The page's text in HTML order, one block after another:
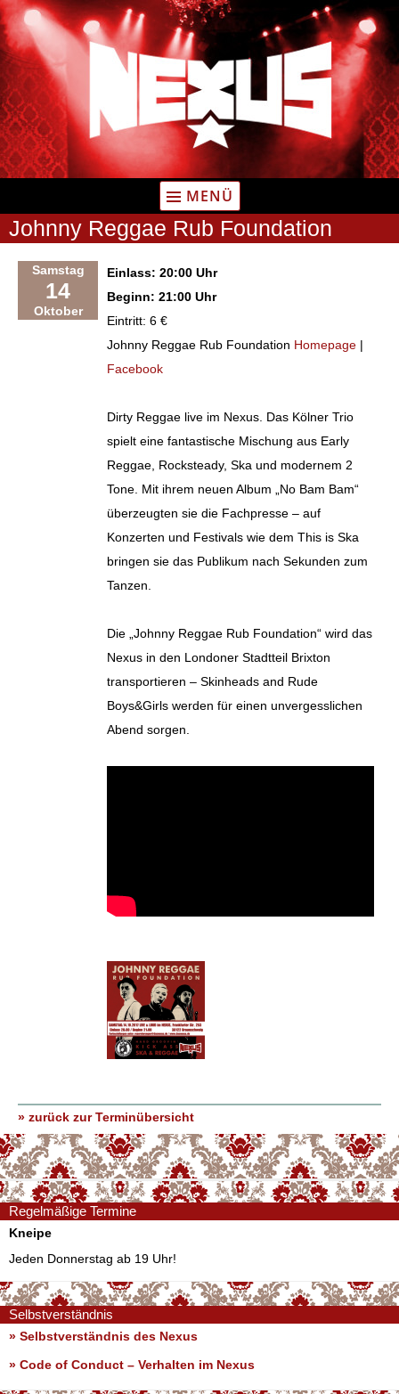
Zum
Inhalt
springen
MENÜ
Johnny Reggae Rub Foundation
Samstag
14
Oktober
Einlass: 20:00 Uhr
Beginn: 21:00 Uhr
Eintritt: 6 €
Johnny Reggae Rub Foundation Homepage |
Facebook
Dirty Reggae live im Nexus. Das Kölner Trio
spielt eine fantastische Mischung aus Early
Reggae, Rocksteady, Ska und modernem 2
Tone. Mit ihrem neuen Album „No Bam Bam“
überzeugten sie die Fachpresse – auf
Konzerten und Festivals wie dem This is Ska
bringen sie das Publikum nach Sekunden zum
Tanzen.
Die „Johnny Reggae Rub Foundation“ wird das
Nexus in den Londoner Stadtteil Brixton
transportieren – Skinheads and Rude
Boys&Girls werden für einen unvergesslichen
Abend sorgen.
» zurück zur Terminübersicht
Regelmäßige Termine
Kneipe
Jeden Donnerstag ab 19 Uhr!
Selbstverständnis
» Selbstverständnis des Nexus
» Code of Conduct – Verhalten im Nexus